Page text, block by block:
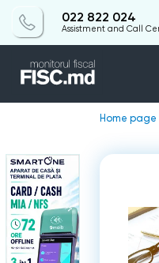
022 822 024
Assistment and Call
Home page